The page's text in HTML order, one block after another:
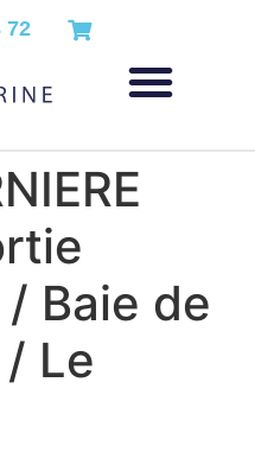
72
Baie de
Le